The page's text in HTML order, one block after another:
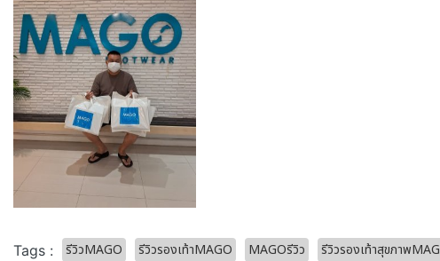
Tags : รีวิวMAGO รีวิวรองเท้าMAGO MAGOรีวิว รีวิวรองเท้าสุขภาพ